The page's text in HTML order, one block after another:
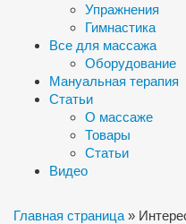
Упражнения
Гимнастика
Все для массажа
Оборудование
Мануальная терапия
Статьи
О массаже
Товары
Статьи
Видео
Главная страница »